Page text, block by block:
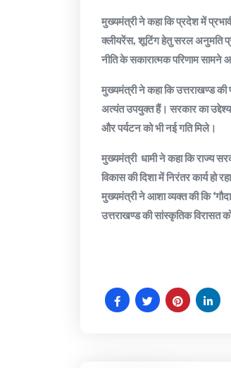
मुख्यमंत्री ने कहा कि प्रदेश में
क्लीयरेंस, शूटिंग हेतु सरल अनुमति
नीति के सकारात्मक परिणाम सामने
मुख्यमंत्री ने कहा कि उत्तराखण्ड की
अत्यंत उपयुक्त हैं। सरकार का
और पर्यटन को भी नई गति मिले।
मुख्यमंत्री धामी ने कहा कि राज्य
विकास की दिशा में निरंतर कार्य हो
मुख्यमंत्री ने आशा व्यक्त की कि
उत्तराखण्ड की सांस्कृतिक विरासत